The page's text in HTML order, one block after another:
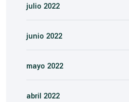
julio 2022
junio 2022
mayo 2022
abril 2022